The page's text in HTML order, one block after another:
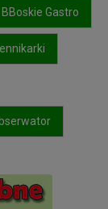
BBoskie Gastro